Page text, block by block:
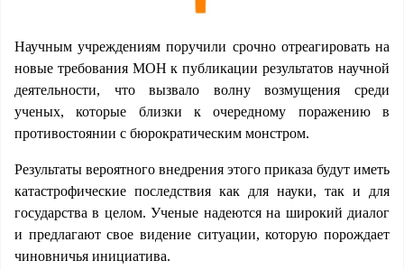
Научным учреждениям поручили срочно отреагировать на
новые требования МОН к публикации результатов научной
деятельности, что вызвало волну возмущения среди
ученых, которые близки к очередному поражению в
противостоянии с бюрократическим монстром.
Результаты вероятного внедрения этого приказа будут иметь
катастрофические последствия как для науки, так и для
государства в целом. Ученые надеются на широкий диалог
и предлагают свое видение ситуации, которую порождает
чиновничья инициатива.